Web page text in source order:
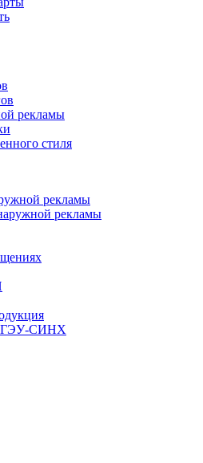
рекламы
стиля
рекламы
рекламы
СИНХ